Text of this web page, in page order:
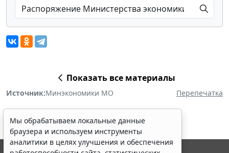
Показать все материалы
Источник:Минэкономики МО Перепечатка
Мы обрабатываем локальные данные
браузера и используем инструменты
аналитики в целях улучшения и обеспечения